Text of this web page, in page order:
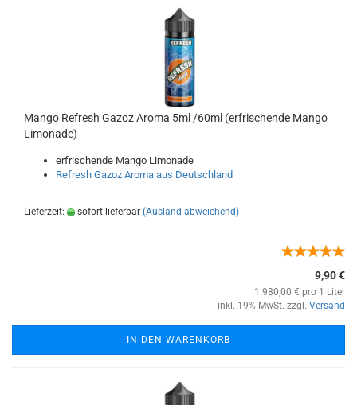
Mango Refresh Gazoz Aroma 5ml /60ml (erfrischende Mango
Limonade)
erfrischende Mango Limonade
Refresh Gazoz Aroma aus Deutschland
Lieferzeit: sofort lieferbar (Ausland abweichend)
9,90 €
1.980,00 € pro 1 Liter
inkl. 19% MwSt. zzgl. Versand
IN DEN WARENKORB